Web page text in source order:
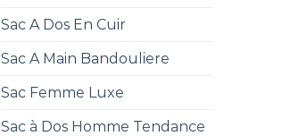
Sac A Dos En Cuir
Sac A Main Bandouliere
Sac Femme Luxe
Sac à Dos Homme Tendance